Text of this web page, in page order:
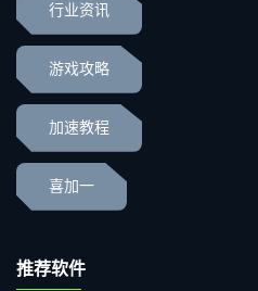
行业资讯
游戏攻略
加速教程
喜加一
推荐软件